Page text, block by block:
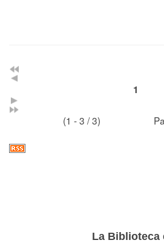
1
(1 - 3 / 3)
La Biblioteca